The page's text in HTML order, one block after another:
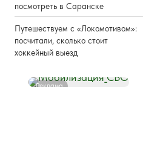
посмотреть в Саранске
Путешествуем с «Локомотивом»:
посчитали, сколько стоит
хоккейный выезд
Реклама